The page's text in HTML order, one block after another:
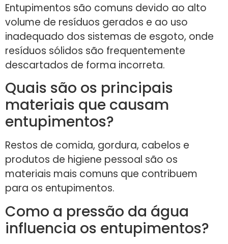
Entupimentos são comuns devido ao alto
volume de resíduos gerados e ao uso
inadequado dos sistemas de esgoto, onde
resíduos sólidos são frequentemente
descartados de forma incorreta.
Quais são os principais
materiais que causam
entupimentos?
Restos de comida, gordura, cabelos e
produtos de higiene pessoal são os
materiais mais comuns que contribuem
para os entupimentos.
Como a pressão da água
influencia os entupimentos?